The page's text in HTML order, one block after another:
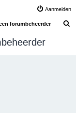
Aanmelden
forumbeheerder